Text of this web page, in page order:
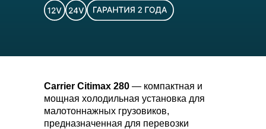
Carrier Citimax 280 — компактная и
мощная холодильная установка для
малотоннажных грузовиков,
предназначенная для перевозки